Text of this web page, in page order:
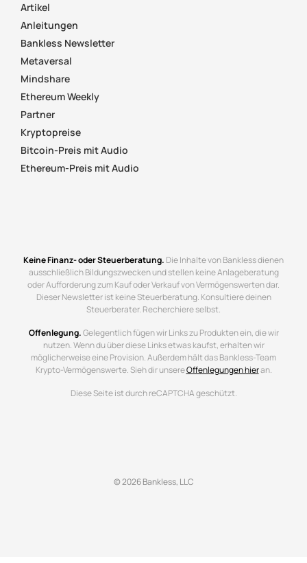
Artikel
Anleitungen
Bankless Newsletter
Metaversal
Mindshare
Ethereum Weekly
Partner
Kryptopreise
Bitcoin-Preis mit Audio
Ethereum-Preis mit Audio
Keine Finanz- oder Steuerberatung. Die Inhalte von Bankless dienen
ausschließlich Bildungszwecken und stellen keine Anlageberatung
oder Aufforderung zum Kauf oder Verkauf von Vermögenswerten dar.
Dieser Newsletter ist keine Steuerberatung. Konsultiere deinen
Steuerberater. Recherchiere selbst.
Offenlegung.Gelegentlich fügen wir Links zu Produkten ein, die wir
nutzen. Wenn du über diese Links etwas kaufst, erhalten wir
möglicherweise eine Provision. Außerdem hält das Bankless-Team
Krypto-Vermögenswerte. Sieh dir unsereOffenlegungen hieran.
Diese Seite ist durch reCAPTCHA geschützt.
© 2026 Bankless, LLC